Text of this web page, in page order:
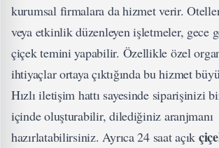
kurumsal firmalara da hizmet verir.
veya etkinlik düzenleyen işletmeler, gece
çiçek temini yapabilir. Özellikle özel
ihtiyaçlar ortaya çıktığında bu hizmet
Hızlı iletişim hattı sayesinde siparişinizi
içinde oluşturabilir, dilediğiniz aranjmanı
hazırlatabilirsiniz. Ayrıca 24 saat açık